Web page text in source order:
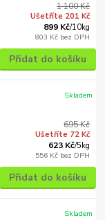
1 100 Kč
Ušetříte 201 Kč
899 Kč/10kg
803 Kč bez DPH
Přidat do košíku
695 Kč
Ušetříte 72 Kč
623 Kč/5kg
556 Kč bez DPH
Skladem
Přidat do košíku
Skladem